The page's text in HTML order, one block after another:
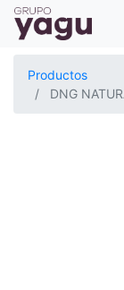
Productos
DNG